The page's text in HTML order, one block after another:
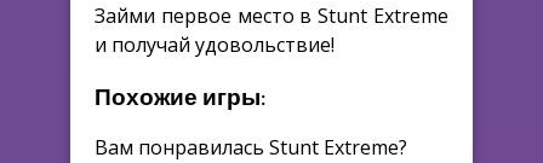
Займи первое место в Stunt Extreme
и получай удовольствие!
Похожие игры:
Вам понравилась Stunt Extreme?